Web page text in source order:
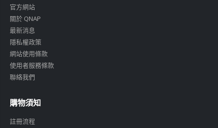
官方網站
關於 QNAP
最新消息
隱私權政策
網站使用條款
使用者服務條款
聯絡我們
購物須知
註冊流程